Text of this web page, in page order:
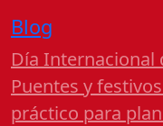
Blog
Día Internacional
Puentes y
práctico para